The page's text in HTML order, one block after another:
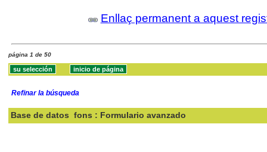
Enllaç permanent a aquest
página 1 de 50
Refinar la búsqueda
Base de datos fons : Formulario avanzado